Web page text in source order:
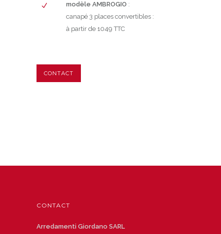
modèle AMBROGIO :
canapé 3 places convertibles :
à partir de 1049 TTC
CONTACT
CONTACT
Arredamenti Giordano SARL